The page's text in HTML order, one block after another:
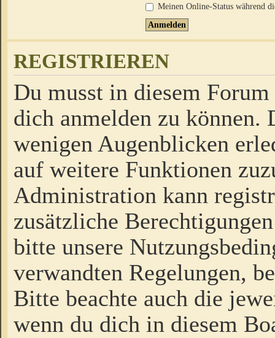
Meinen Online-Status während
REGISTRIEREN
Du musst in diesem
dich anmelden zu
wenigen Augenblicken
auf weitere Funktionen
Administration kann
zusätzliche
bitte unsere
verwandten Regelungen,
Bitte beachte auch die
wenn du dich in diesem